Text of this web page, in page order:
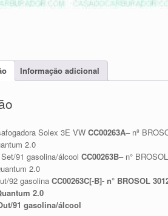
Informação adicional
Solex 3E VWCC00263A– nº
2.0
91 gasolina/álcoolCC00263B– n°
2.0
92 gasolinaCC00263C[-B]- n° BROSOL
2.0
91 gasolina/álcool